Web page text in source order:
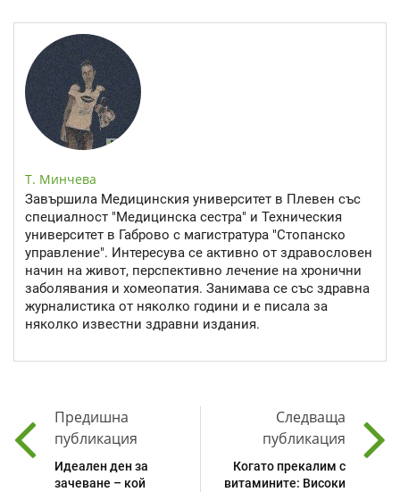
Т. Минчева
Завършила Медицинския университет в Плевен със
специалност "Медицинска сестра" и Техническия
университет в Габрово с магистратура "Стопанско
управление". Интересува се активно от здравословен
начин на живот, перспективно лечение на хронични
заболявания и хомеопатия. Занимава се със здравна
журналистика от няколко години и е писала за
няколко известни здравни издания.
Предишна
публикация
Идеален ден за
зачеване – кой
Следваща
публикация
Когато прекалим с
витамините: Високи